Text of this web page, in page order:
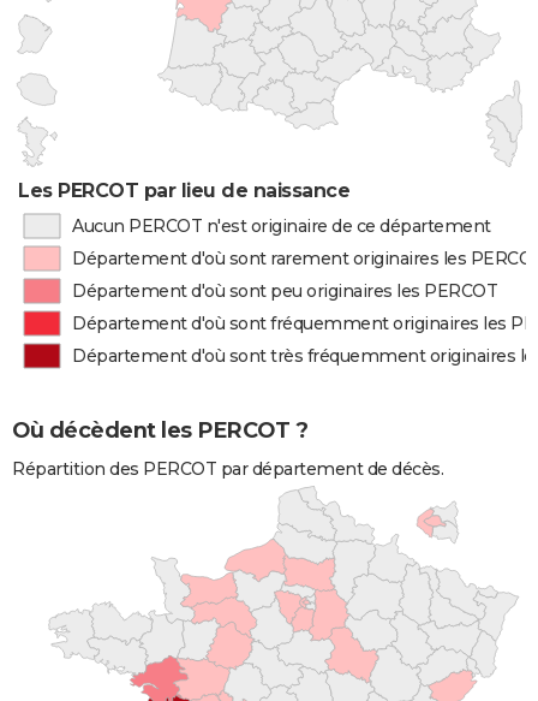
Les PERCOT par lieu de naissance
Aucun PERCOT n'est originaire de ce département
Département d'où sont rarement originaires les
Département d'où sont peu originaires les PERCOT
Département d'où sont fréquemment originaires les
Département d'où sont très fréquemment originaires
Où décèdent les PERCOT ?
Répartition des PERCOT par département de décès.